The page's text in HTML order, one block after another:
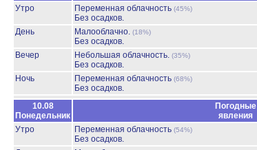
Утро
Переменная облачность (45%)
Без осадков.
День
Малооблачно. (18%)
Без осадков.
Вечер
Небольшая облачность. (35%)
Без осадков.
Ночь
Переменная облачность (68%)
Без осадков.
10.08
Понедельник
Погодные
явления
Утро
Переменная облачность (54%)
Без осадков.